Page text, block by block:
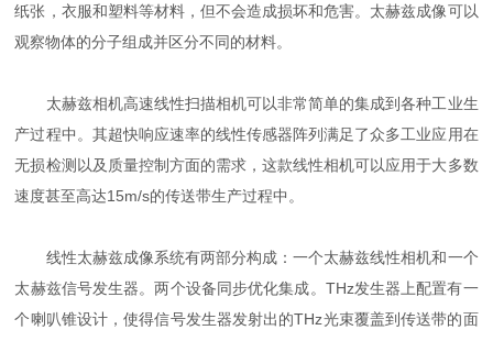
纸张，衣服和塑料等材料，但不会造成损坏和危害。太赫兹成像可以
观察物体的分子组成并区分不同的材料。
太赫兹相机高速线性扫描相机可以非常简单的集成到各种工业生
产过程中。其超快响应速率的线性传感器阵列满足了众多工业应用在
无损检测以及质量控制方面的需求，这款线性相机可以应用于大多数
速度甚至高达15m/s的传送带生产过程中。
线性太赫兹成像系统有两部分构成：一个太赫兹线性相机和一个
太赫兹信号发生器。两个设备同步优化集成。THz发生器上配置有一
个喇叭锥设计，使得信号发生器发射出的THz光束覆盖到传送带的面